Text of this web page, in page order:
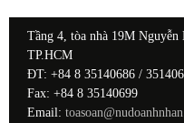
Tầng 4, tòa nhà 19M Nguyễn
TP.HCM
ĐT: +84 8 35140686 /
Fax: +84 8 35140699
Email: